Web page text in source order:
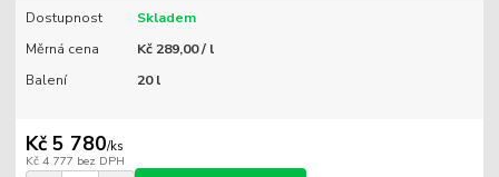
Dostupnost
Skladem
Měrná cena
Kč 289,00 / l
Balení
20 l
Kč 5 780/ks
Kč 4 777 bez DPH